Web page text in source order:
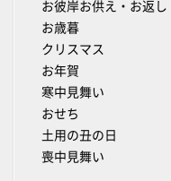
お彼岸お供え・お返し
お歳暮
クリスマス
お年賀
寒中見舞い
おせち
土用の丑の日
喪中見舞い